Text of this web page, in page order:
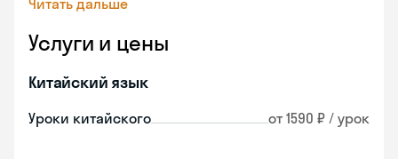
Читать дальше
Услуги и цены
Китайский язык
Уроки китайского от 1590 ₽ / урок